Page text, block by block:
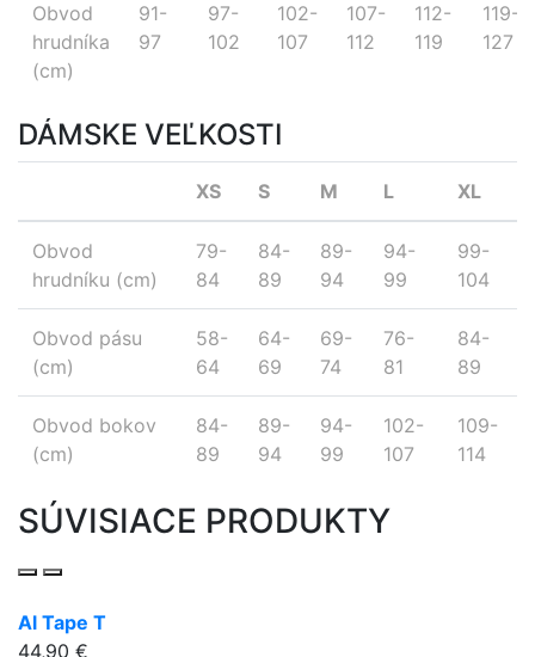
Obvod
hrudníka
(cm)
91-
97
97-
102
102-
107
107-
112
112-
119
119-
127
DÁMSKE VEĽKOSTI
XS S M L XL
Obvod
hrudníku (cm)
79-
84
84-
89
89-
94
94-
99
99-
104
Obvod pásu
(cm)
58-
64
64-
69
69-
74
76-
81
84-
89
Obvod bokov
(cm)
84-
89
89-
94
94-
99
102-
107
109-
114
SÚVISIACE PRODUKTY
Al Tape T
44,90 €